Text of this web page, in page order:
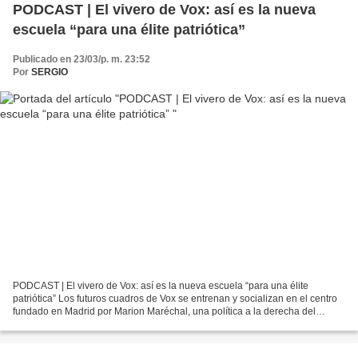
PODCAST | El vivero de Vox: así es la nueva
escuela “para una élite patriótica”
Publicado en 23/03/p. m. 23:52
Por SERGIO
PODCAST | El vivero de Vox: así es la nueva escuela “para una élite
patriótica” Los futuros cuadros de Vox se entrenan y socializan en el centro
fundado en Madrid por Marion Maréchal, una política a la derecha del